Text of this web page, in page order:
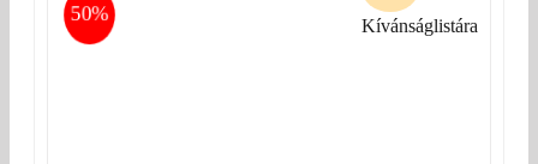
50%
Kívánságlistára